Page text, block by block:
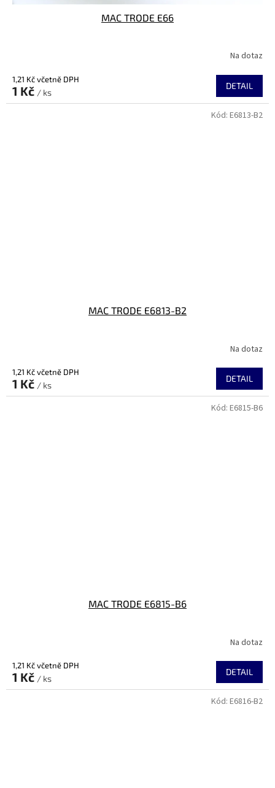
MAC TRODE E66
Na dotaz
1,21 Kč včetně DPH
1 Kč / ks
DETAIL
MAC TRODE E6813-B2
Na dotaz
1,21 Kč včetně DPH
1 Kč / ks
DETAIL
Kód: E6813-B2
MAC TRODE E6815-B6
Na dotaz
1,21 Kč včetně DPH
1 Kč / ks
DETAIL
Kód: E6815-B6
Kód: E6816-B2